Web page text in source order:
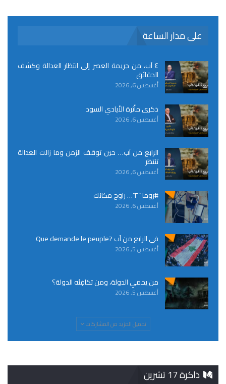
على مدار الساعة
٤ آب، من جريمة العصر إلى انتظار العدالة وكشف
الحقائق
أغسطس 6, 2026
ذكرى مأثرة الأيادي السود
أغسطس 6, 2026
الرابع من آب… حين توقف الزمن وما زالت العدالة
تنتظر
أغسطس 6, 2026
#روما “٢”… راوح مكانك
أغسطس 6, 2026
في الرابع من آب ?Que demande le peuple
أغسطس 5, 2026
من يحمي الدولة، ومن تكافِئه الدولة؟
أغسطس 5, 2026
تحميل المزيد من المشاركات
ذاكرة 17 تشرين